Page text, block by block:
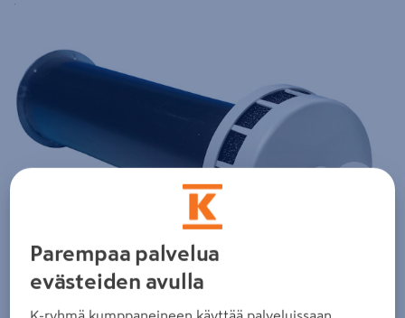
Yksityiskohtainen kuvaus löytyy Tuotteen kuvaus -
Edellinen
Parempaa palvelua
evästeiden avulla
K-ryhmä kumppaneineen käyttää palveluissaan